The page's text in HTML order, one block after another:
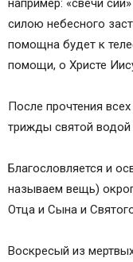
например: «свечи
силою небесного
помощна будет к
помощи, о Христе
После прочтения
трижды святой водой
Благословляется и
называем вещь)
Отца и Сына и
Воскресый из